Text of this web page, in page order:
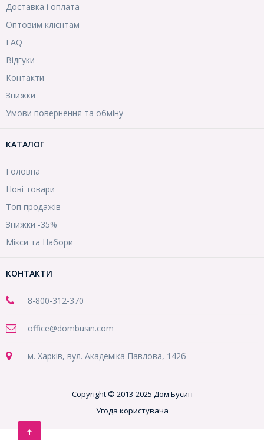
Доставка і оплата
Оптовим клієнтам
FAQ
Відгуки
Контакти
Знижки
Умови повернення та обміну
КАТАЛОГ
Головна
Нові товари
Топ продажів
Знижки -35%
Мікси та Набори
КОНТАКТИ
8-800-312-370
office@dombusin.com
м. Харків, вул. Академіка Павлова, 142б
Copyright © 2013-2025 Дом Бусин
Угода користувача